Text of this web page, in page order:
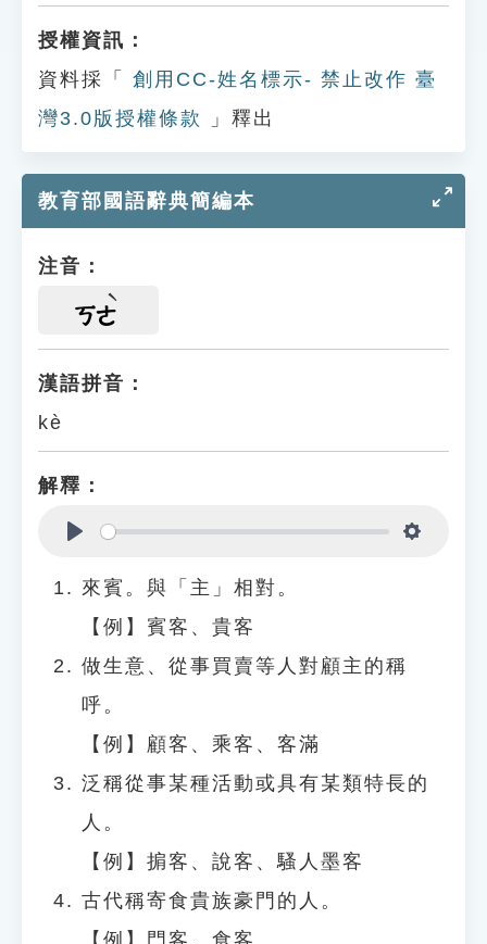
授權資訊：
資料採「
創用CC-姓名標示- 禁止改作 臺
灣3.0版授權條款
」釋出
教育部國語辭典簡編本
注音：
ㄎㄜ
漢語拼音：
kè
解釋：
來賓。與「主」相對。
【例】賓客、貴客
做生意、從事買賣等人對顧主的稱
呼。
【例】顧客、乘客、客滿
泛稱從事某種活動或具有某類特長的
人。
【例】掮客、說客、騷人墨客
古代稱寄食貴族豪門的人。
【例】門客、食客